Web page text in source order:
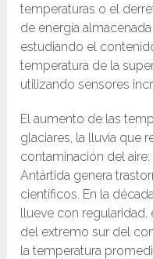
temperaturas o el
de energía
estudiando el
temperatura de la
utilizando sensores
El aumento de las
glaciares, la lluvia que
contaminación del
Antártida genera
científicos. En la
llueve con regularidad,
del extremo sur del
la temperatura